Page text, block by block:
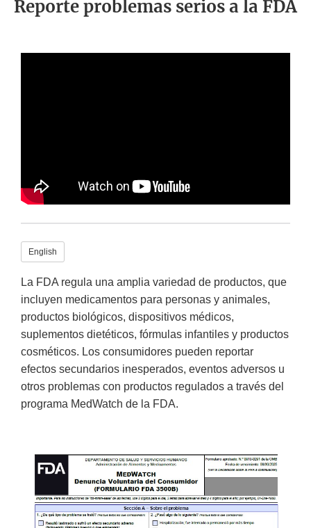
Reporte problemas serios a la FDA
English
La FDA regula una amplia variedad de productos, que
incluyen medicamentos para personas y animales,
productos biológicos, dispositivos médicos,
suplementos dietéticos, fórmulas infantiles y productos
cosméticos. Los consumidores pueden reportar
efectos secundarios inesperados, eventos adversos u
otros problemas con productos regulados a través del
programa MedWatch de la FDA.